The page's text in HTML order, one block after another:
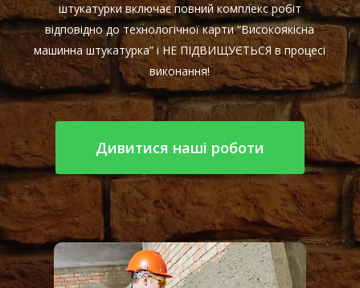
штукатурки включає повний комплекс робіт
відповідно до технологічної карти “Високоякісна
машинна штукатурка” і НЕ ПІДВИЩУЄТЬСЯ в процесі
виконання!
Дивитися наші роботи
Play Video